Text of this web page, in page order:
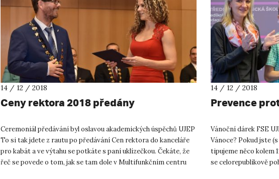
14 / 12 / 2018
Ceny rektora 2018 předány
Ceremoniál předávání byl oslavou akademických úspěchů UJEP
To si tak jdete z rautu po předávání Cen rektora do kanceláře
pro kabát a ve výtahu se potkáte s paní uklízečkou. Čekáte, že
řeč se povede o tom, jak se tam dole v Multifunkčním centru
14 / 12 / 2018
Prevence
Vánoční dárek FSE
Vánoce? Pokud jste
tipujeme něco kolem
se celorepublikově